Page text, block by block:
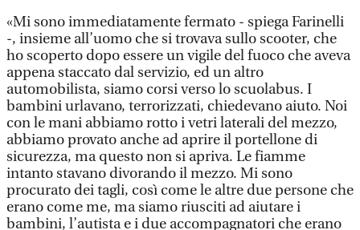
«Mi sono immediatamente fermato - spiega Farinelli
-, insieme all’uomo che si trovava sullo scooter, che
ho scoperto dopo essere un vigile del fuoco che aveva
appena staccato dal servizio, ed un altro
automobilista, siamo corsi verso lo scuolabus. I
bambini urlavano, terrorizzati, chiedevano aiuto. Noi
con le mani abbiamo rotto i vetri laterali del mezzo,
abbiamo provato anche ad aprire il portellone di
sicurezza, ma questo non si apriva. Le fiamme
intanto stavano divorando il mezzo. Mi sono
procurato dei tagli, così come le altre due persone che
erano come me, ma siamo riusciti ad aiutare i
bambini, l’autista e i due accompagnatori che erano